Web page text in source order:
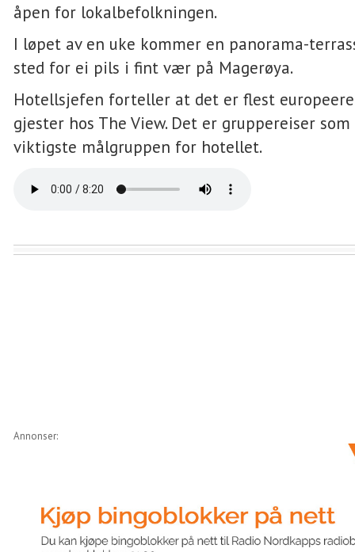
åpen for lokalbefolkningen.
I løpet av en uke kommer en panorama-
sted for ei pils i fint vær på Magerøya.
Hotellsjefen forteller at det er flest
gjester hos The View. Det er gruppereiser
viktigste målgruppen for hotellet.
Annonser: